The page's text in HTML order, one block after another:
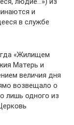
и
в службе
«Жилищем
Матерь и
величия дня
возвещало о
лишь одного из